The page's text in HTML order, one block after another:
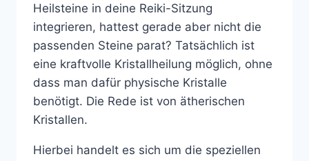
Heilsteine in deine Reiki-Sitzung
integrieren, hattest gerade aber nicht die
passenden Steine parat? Tatsächlich ist
eine kraftvolle Kristallheilung möglich, ohne
dass man dafür physische Kristalle
benötigt. Die Rede ist von ätherischen
Kristallen.
Hierbei handelt es sich um die speziellen